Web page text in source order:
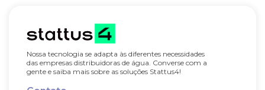
Nossa tecnologia se adapta às diferentes necessidades
das empresas distribuidoras de água. Converse com a
gente e saiba mais sobre as soluções Stattus4!